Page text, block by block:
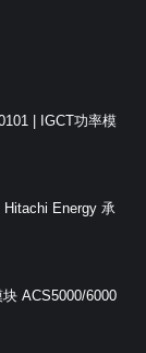
| IGCT功率模
Energy 承
ACS5000/6000